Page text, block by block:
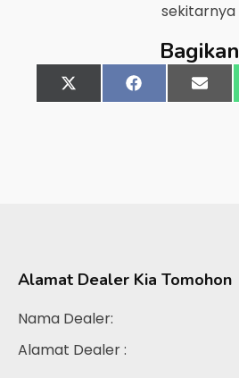
sekitarnya
Bagikan
Share
on
X
(Twitter)
Share
on
FacebookShare
on
Email
Alamat Dealer Kia Tomohon
Nama Dealer:
Alamat Dealer :